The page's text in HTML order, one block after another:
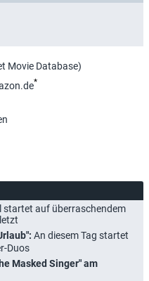
Movie Database)
*
startet auf überraschendem
An diesem Tag startet
Duos
Masked Singer" am